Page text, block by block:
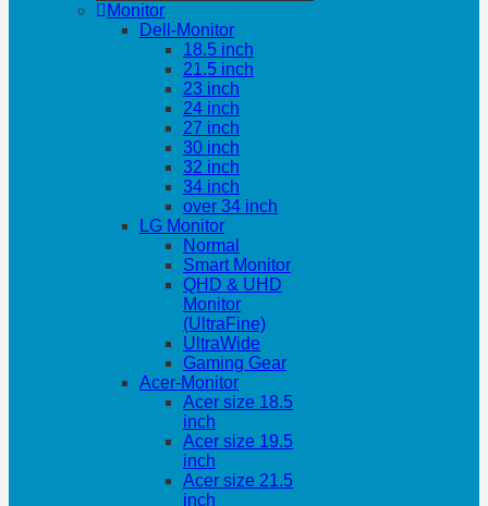
Monitor
Dell-Monitor
18.5 inch
21.5 inch
23 inch
24 inch
27 inch
30 inch
32 inch
34 inch
over 34 inch
LG Monitor
Normal
Smart Monitor
QHD & UHD
Monitor
(UltraFine)
UltraWide
Gaming Gear
Acer-Monitor
Acer size 18.5
inch
Acer size 19.5
inch
Acer size 21.5
inch